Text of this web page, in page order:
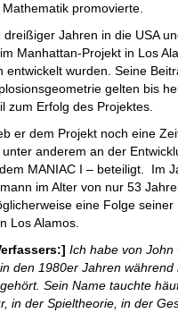
promovierte.
Jahren in die USA
Manhattan-Projekt in Los
entwickelt wurden. Seine
gelten bis
zum Erfolg des Projektes.
er dem Projekt noch eine
anderem an der
MANIAC I – beteiligt. Im
im Alter von nur 53
eine Folge seiner
Los Alamos.
Ich habe von John
den 1980er Jahren während
Sein Name tauchte
in der Spieltheorie, in der